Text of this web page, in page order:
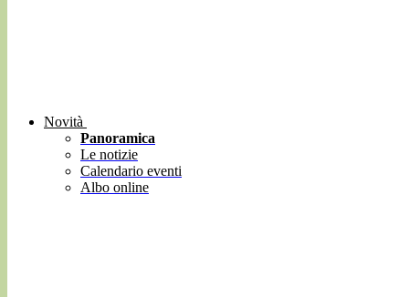
Novità
Panoramica
Le notizie
Calendario eventi
Albo online